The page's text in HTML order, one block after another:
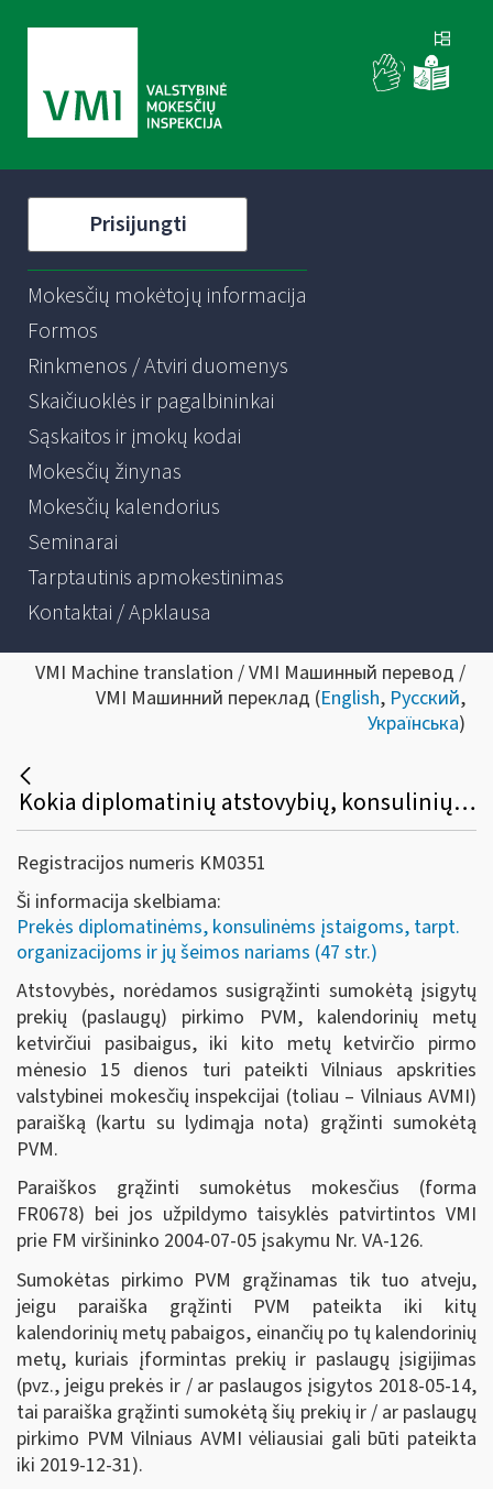
Prisijungti
Mokesčių mokėtojų informacija
Formos
Rinkmenos / Atviri duomenys
Skaičiuoklės ir pagalbininkai
Sąskaitos ir įmokų kodai
Mokesčių žinynas
Mokesčių kalendorius
Seminarai
Tarptautinis apmokestinimas
Kontaktai / Apklausa
VMI Machine translation / VMI Машинный перевод /
VMI Машинний переклад (English, Русский,
Українська)
Kokia diplomatinių atstovybių, konsulinių įstaigų ir tarptautinių organizacijų ar jų atstovybių, taip pat šių atstovybių ir įstaigų narių ir jų šeimų narių kreipimosi dėl sumokėto pirkimo PVM grąžinimo procedūra?
Registracijos numeris KM0351
Ši informacija skelbiama:
Prekės diplomatinėms, konsulinėms įstaigoms, tarpt.
organizacijoms ir jų šeimos nariams (47 str.)
Atstovybės, norėdamos susigrąžinti sumokėtą įsigytų
prekių (paslaugų) pirkimo PVM, kalendorinių metų
ketvirčiui pasibaigus, iki kito metų ketvirčio pirmo
mėnesio 15 dienos turi pateikti Vilniaus apskrities
valstybinei mokesčių inspekcijai (toliau – Vilniaus AVMI)
paraišką (kartu su lydimąja nota) grąžinti sumokėtą
PVM.
Paraiškos grąžinti sumokėtus mokesčius (forma
FR0678) bei jos užpildymo taisyklės patvirtintos VMI
prie FM viršininko 2004-07-05 įsakymu Nr. VA-126.
Sumokėtas pirkimo PVM grąžinamas tik tuo atveju,
jeigu paraiška grąžinti PVM pateikta iki kitų
kalendorinių metų pabaigos, einančių po tų kalendorinių
metų, kuriais įformintas prekių ir paslaugų įsigijimas
(pvz., jeigu prekės ir / ar paslaugos įsigytos 2018-05-14,
tai paraiška grąžinti sumokėtą šių prekių ir / ar paslaugų
pirkimo PVM Vilniaus AVMI vėliausiai gali būti pateikta
iki 2019-12-31).